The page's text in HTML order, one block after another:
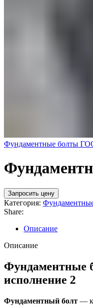
Фундаментные болты
Запросить цену
Категория:
Share:
Описание
Описание
Фундаментные
исполнение 2
Фундаментный болт —